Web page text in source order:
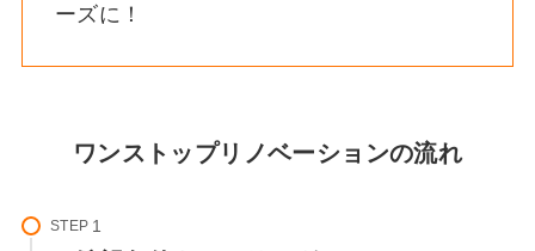
ーズに！
ワンストップリノベーションの流れ
STEP